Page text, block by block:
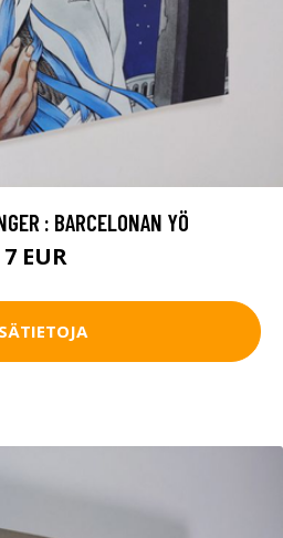
: BARCELONAN YÖ
7 EUR